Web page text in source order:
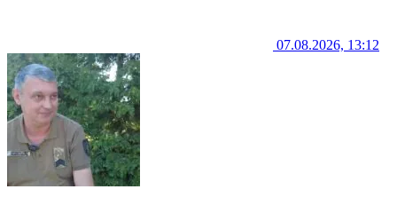
07.08.2026, 13:12